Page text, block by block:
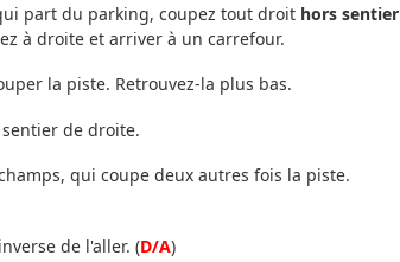
part du parking, coupez tout droit hors sentier
à droite et arriver à un carrefour.
la piste. Retrouvez-la plus bas.
de droite.
qui coupe deux autres fois la piste.
de l'aller. (D/A)